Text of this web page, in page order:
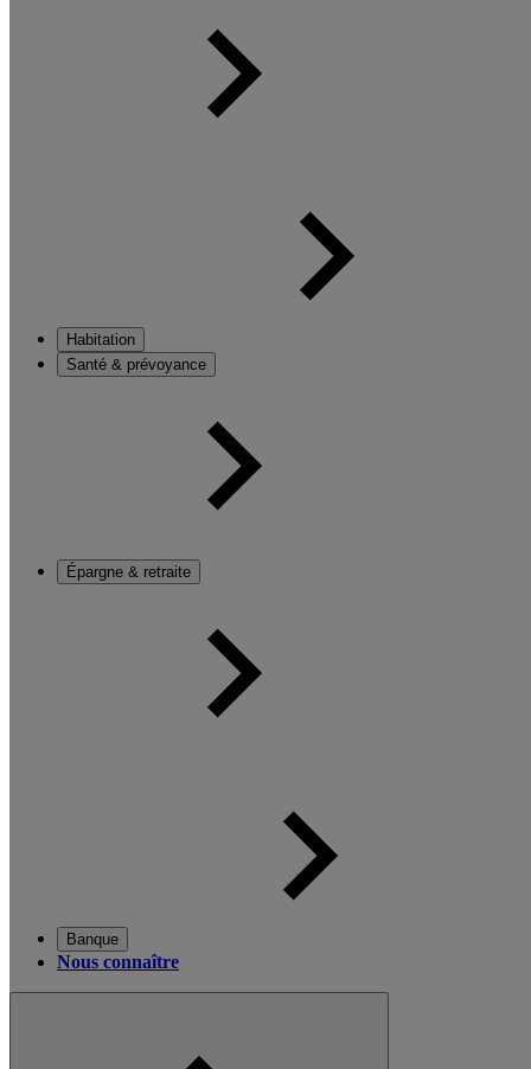
Habitation
Santé & prévoyance
Épargne & retraite
Banque
Nous connaître